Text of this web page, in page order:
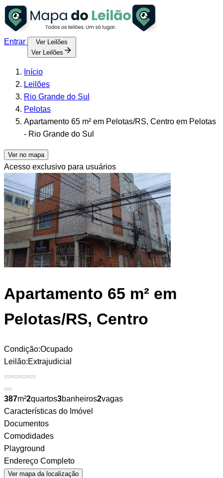
Entrar
Ver Leilões
Ver Leilões
Início
Leilões
Rio Grande do Sul
Pelotas
Apartamento 65 m² em Pelotas/RS, Centro em Pelotas
- Rio Grande do Sul
Ver no mapa
Acesso exclusivo para usuários
Apartamento 65 m² em
Pelotas/RS, Centro
Condição:Ocupado
Leilão:Extrajudicial
387m²2quartos3banheiros2vagas
Características do Imóvel
Documentos
Comodidades
Playground
Endereço Completo
Ver mapa da localização